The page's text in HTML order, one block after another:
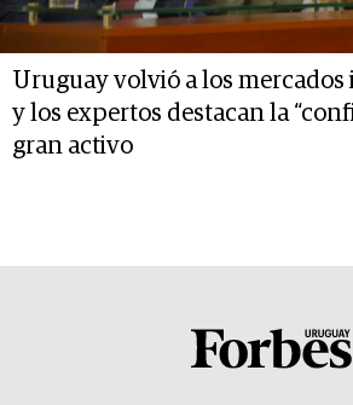
Uruguay volvió a los
y los expertos destacan la
gran activo